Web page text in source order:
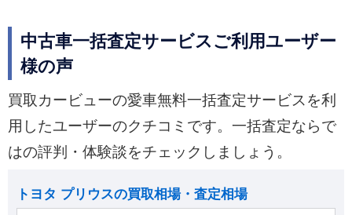
中古車一括査定サービスご利用ユーザー
様の声
買取カービューの愛車無料一括査定サービスを利
用したユーザーのクチコミです。一括査定ならで
はの評判・体験談をチェックしましょう。
トヨタ プリウスの買取相場・査定相場